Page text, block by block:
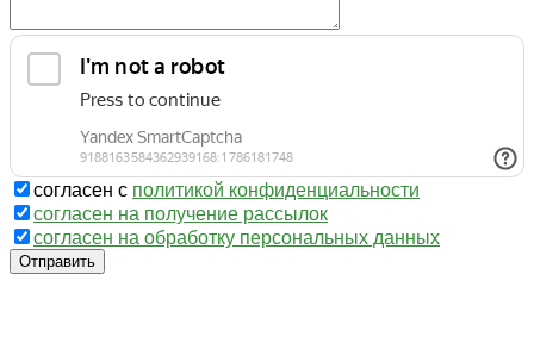
согласен с политикой конфиденциальности
согласен на получение рассылок
согласен на обработку персональных данных
Отправить